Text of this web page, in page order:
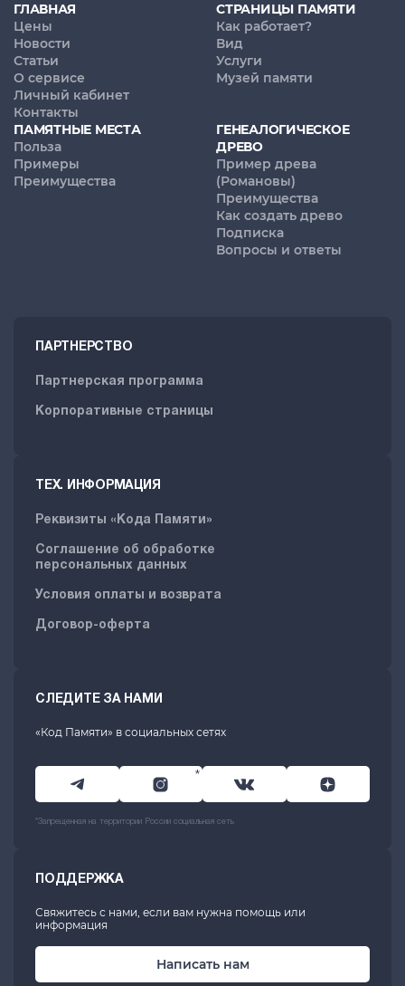
ГЛАВНАЯ
Цены
Новости
Статьи
О сервисе
Личный кабинет
Контакты
СТРАНИЦЫ ПАМЯТИ
Как работает?
Вид
Услуги
Музей памяти
ПАМЯТНЫЕ МЕСТА
Польза
Примеры
Преимущества
ГЕНЕАЛОГИЧЕСКОЕ
ДРЕВО
Пример древа
(Романовы)
Преимущества
Как создать древо
Подписка
Вопросы и ответы
ПАРТНЕРСТВО
Партнерская программа
Корпоративные страницы
ТЕХ. ИНФОРМАЦИЯ
Реквизиты «Кода Памяти»
Соглашение об обработке
персональных данных
Условия оплаты и возврата
Договор-оферта
СЛЕДИТЕ ЗА НАМИ
«Код Памяти» в социальных сетях
*
*Запрещенная на территории России социальная сеть
ПОДДЕРЖКА
Свяжитесь с нами, если вам нужна помощь или
информация
Написать нам